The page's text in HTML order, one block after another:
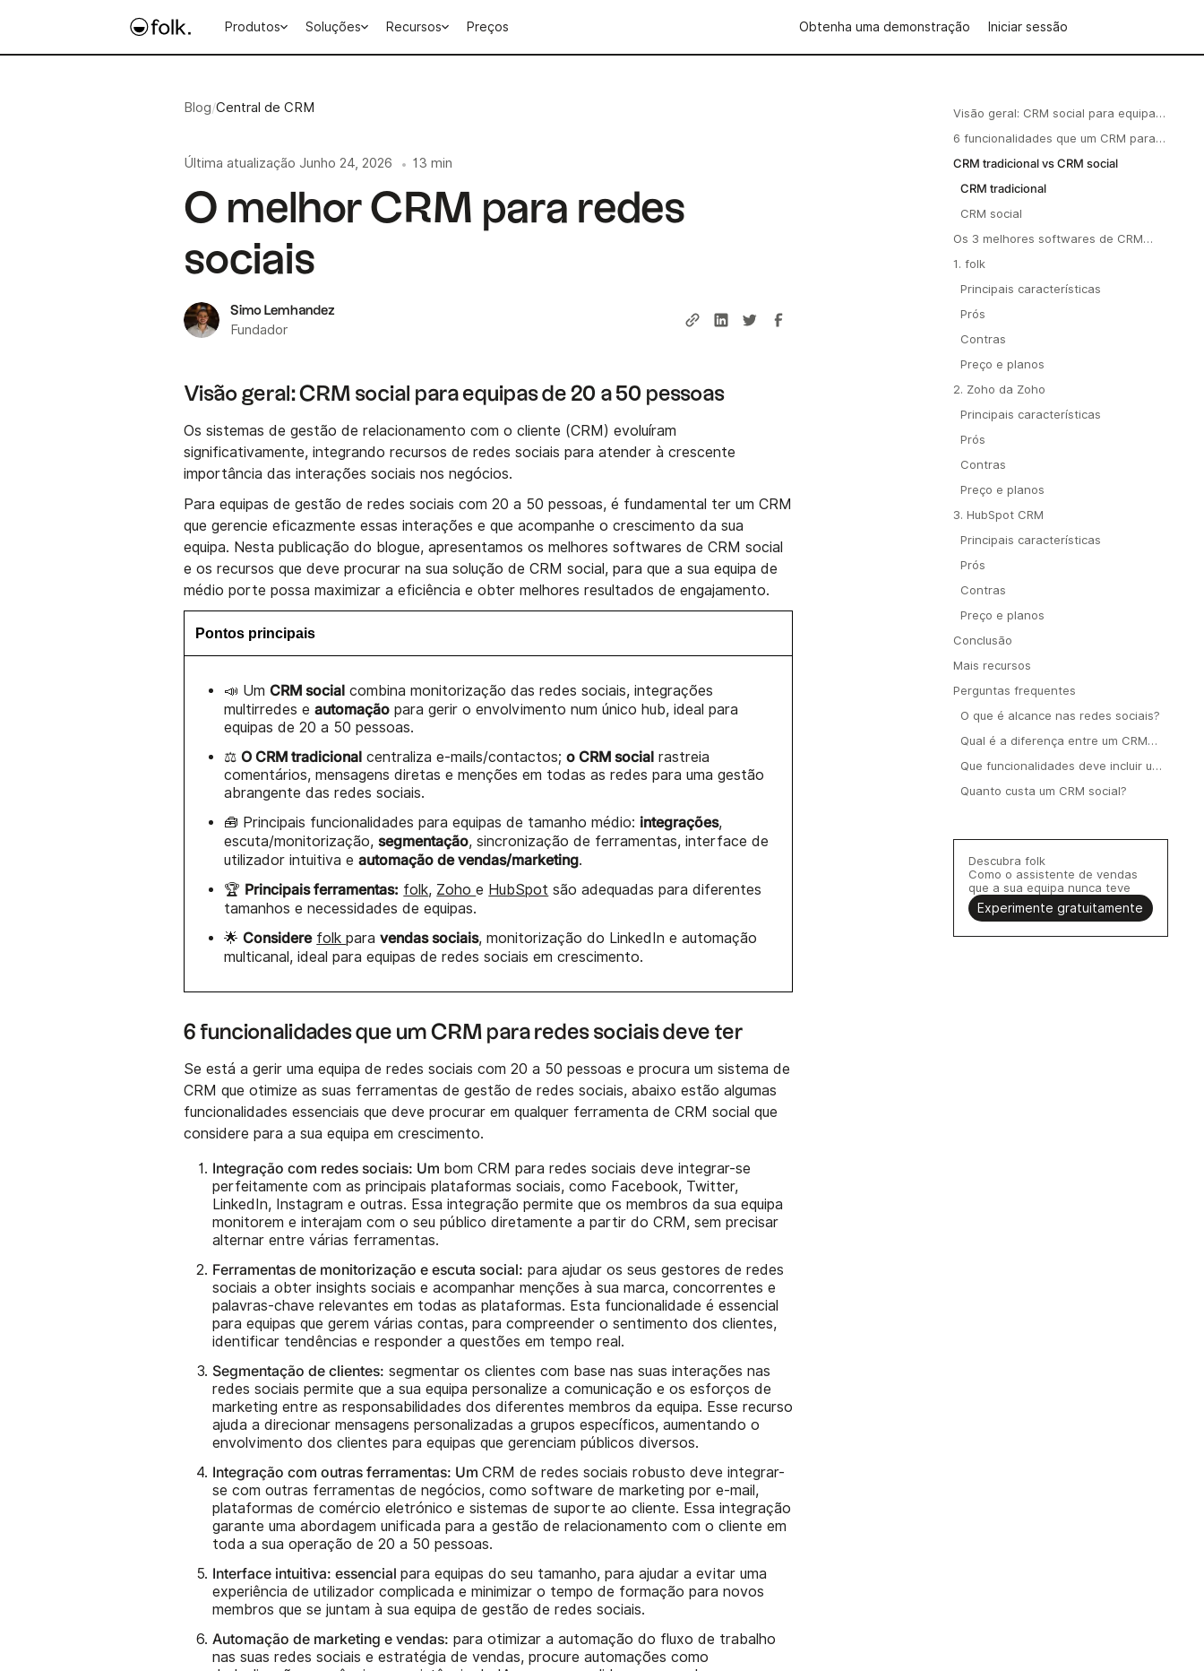
Produtos Soluções Recursos Preços Obtenha uma demonstração Iniciar sessão
Blog/Central de CRM
Última atualização Junho 24, 2026 • 13 min
O melhor CRM para redes
sociais
Simo Lemhandez
Fundador
Visão geral: CRM social para equipas de 20 a 50 pessoas
Os sistemas de gestão de relacionamento com o cliente (CRM) evoluíram
significativamente, integrando recursos de redes sociais para atender à crescente
importância das interações sociais nos negócios.
Para equipas de gestão de redes sociais com 20 a 50 pessoas, é fundamental ter um CRM
que gerencie eficazmente essas interações e que acompanhe o crescimento da sua
equipa. Nesta publicação do blogue, apresentamos os melhores softwares de CRM social
e os recursos que deve procurar na sua solução de CRM social, para que a sua equipa de
médio porte possa maximizar a eficiência e obter melhores resultados de engajamento.
Pontos principais
📣 UmCRM social combina monitorização das redes sociais, integrações
multirredes eautomação para gerir o envolvimento num único hub, ideal para
equipas de 20 a 50 pessoas.
⚖️O CRM tradicional centraliza e-mails/contactos;o CRM social rastreia
comentários, mensagens diretas e menções em todas as redes para uma gestão
abrangente das redes sociais.
🧰 Principais funcionalidades para equipas de tamanho médio: integrações,
escuta/monitorização,segmentação, sincronização de ferramentas, interface de
utilizador intuitiva eautomação de vendas/marketing.
🏆 Principais ferramentas: folk, Zohoe HubSpot são adequadas para diferentes
tamanhos e necessidades de equipas.
🌟Considere folkparavendas sociais, monitorização do LinkedIn e automação
multicanal, ideal para equipas de redes sociais em crescimento.
6 funcionalidades que um CRM para redes sociais deve ter
Se está a gerir uma equipa de redes sociais com 20 a 50 pessoas e procura um sistema de
CRM que otimize as suas ferramentas de gestão de redes sociais, abaixo estão algumas
funcionalidades essenciais que deve procurar em qualquer ferramenta de CRM social que
considere para a sua equipa em crescimento.
Integração com redes sociais: Um bom CRM para redes sociais deve integrar-se
perfeitamente com as principais plataformas sociais, como Facebook, Twitter,
LinkedIn, Instagram e outras. Essa integração permite que os membros da sua equipa
monitorem e interajam com o seu público diretamente a partir do CRM, sem precisar
alternar entre várias ferramentas.
Ferramentas de monitorização e escuta social: para ajudar os seus gestores de redes
sociais a obter insights sociais e acompanhar menções à sua marca, concorrentes e
palavras-chave relevantes em todas as plataformas. Esta funcionalidade é essencial
para equipas que gerem várias contas, para compreender o sentimento dos clientes,
identificar tendências e responder a questões em tempo real.
Segmentação de clientes: segmentar os clientes com base nas suas interações nas
redes sociais permite que a sua equipa personalize a comunicação e os esforços de
marketing entre as responsabilidades dos diferentes membros da equipa. Esse recurso
ajuda a direcionar mensagens personalizadas a grupos específicos, aumentando o
envolvimento dos clientes para equipas que gerenciam públicos diversos.
Integração com outras ferramentas: UmCRM de redes sociais robusto deve integrar-
se com outras ferramentas de negócios, como software de marketing por e-mail,
plataformas de comércio eletrónico e sistemas de suporte ao cliente. Essa integração
garante uma abordagem unificada para a gestão de relacionamento com o cliente em
toda a sua operação de 20 a 50 pessoas.
Interface intuitiva: essencialpara equipas do seu tamanho, para ajudar a evitar uma
experiência de utilizador complicada e minimizar o tempo de formação para novos
membros que se juntam à sua equipa de gestão de redes sociais.
Automação de marketing e vendas: para otimizar a automação do fluxo de trabalho
nas suas redes sociais e estratégia de vendas, procure automações como
Visão geral: CRM social para equipas
6 funcionalidades que um CRM para
redes sociais deve ter
CRM tradicional vs CRM social
CRM tradicional
CRM social
Os 3 melhores softwares de CRM
1. folk
Principais características
Prós
Contras
Preço e planos
2. Zoho da Zoho
Principais características
Prós
Contras
Preço e planos
3. HubSpot CRM
Principais características
Prós
Contras
Preço e planos
Conclusão
Mais recursos
Perguntas frequentes
O que é alcance nas redes sociais?
Qual é a diferença entre um CRM
Que funcionalidades deve incluir um
Quanto custa um CRM social?
Descubra folk
Como o assistente de vendas
que a sua equipa nunca teve
Experimente gratuitamente